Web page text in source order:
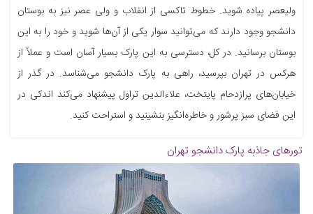
ولیعصر پیاده شوید. خطوط تاکسی از انقلاب و ولی عصر نیز به بوستان
دانشجو وجود دارند که می‌توانید سوار یکی از آن‌ها شوید و خود را به این
بوستان برسانید. در کل، دسترسی به این پارک بسیار آسان است و عملاً از
هرکس در تهران بپرسید، راهی به پارک دانشجو می‌شناسد. در گذر از
خیابان‌های پرازدحام پایتخت، علاءالدین تراول پیشنهاد می‌کند اندکی در
این فضای سبز پرشور و خاطره‌انگیز بنشینید و استراحت کنید.
تورهای جاذبه پارک دانشجو تهران